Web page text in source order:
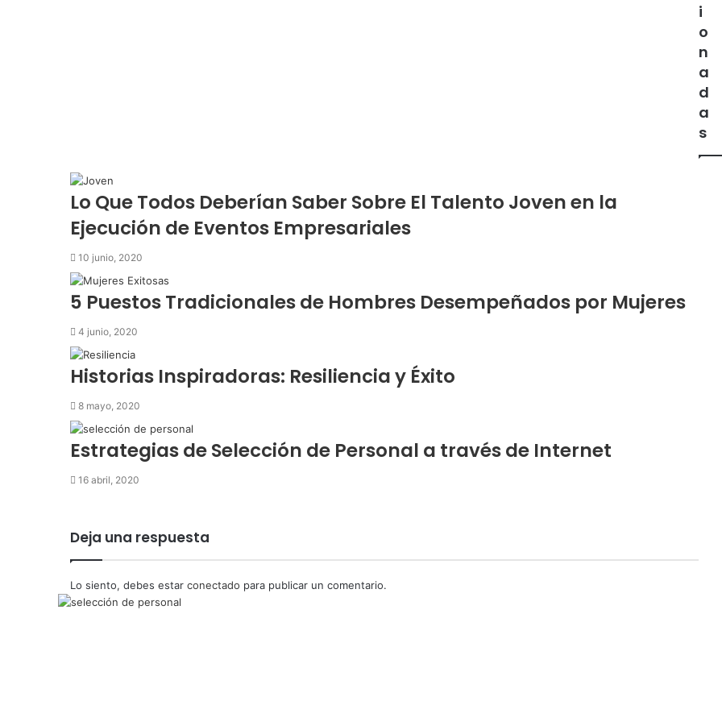
i
o
n
a
d
a
s
Lo Que Todos Deberían Saber Sobre El Talento Joven en la
Ejecución de Eventos Empresariales
10 junio, 2020
5 Puestos Tradicionales de Hombres Desempeñados por Mujeres
4 junio, 2020
Historias Inspiradoras: Resiliencia y Éxito
8 mayo, 2020
Estrategias de Selección de Personal a través de Internet
16 abril, 2020
Deja una respuesta
Lo siento, debes estar conectado para publicar un comentario.